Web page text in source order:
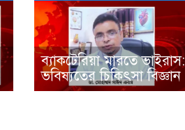
ব্যাকটেরিয়া মারতে ভাইরাস:
ভবিষ্যতের চিকিৎসা বিজ্ঞান